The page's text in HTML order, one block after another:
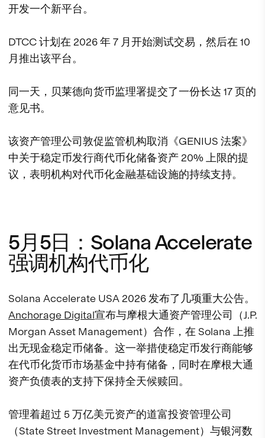
开发一个新平台。
DTCC 计划在 2026 年 7 月开始测试交易，然后在 10
月推出该平台。
同一天，贝莱德向货币监理署提交了一份长达 17 页的
意见书。
该资产管理公司敦促监管机构取消《GENIUS 法案》
中关于稳定币发行商代币化储备资产 20% 上限的提
议，表明机构对代币化金融基础设施的持续支持。
5月5日：Solana Accelerate
强调机构代币化
Solana Accelerate USA 2026 发布了几项重大公告。
Anchorage Digital宣布与摩根大通资产管理公司（J.P.
Morgan Asset Management）合作，在 Solana 上推
出无现金稳定币储备。这一举措使稳定币发行商能够
在代币化货币市场基金中持有储备，同时在摩根大通
资产负债表的支持下保持全天候赎回。
管理着超过 5 万亿美元资产的道富投资管理公司
（State Street Investment Management）与银河数